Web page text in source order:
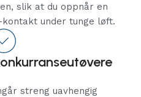
slik at du oppnår en
under tunge løft.
streng uavhengig